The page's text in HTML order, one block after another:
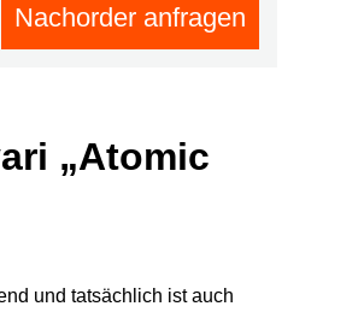
Nachorder anfragen
„Atomic
und tatsächlich ist auch